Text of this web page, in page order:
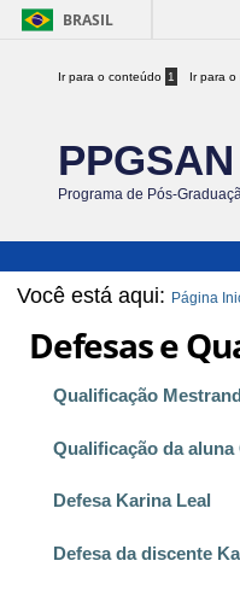
BRASIL
Ir para o conteúdo 1 Ir para o
PPGSAN
Programa de Pós-
Você está aqui: Página
Defesas e
Qualificação
Qualificação da
Defesa Karina Leal
Defesa da discente